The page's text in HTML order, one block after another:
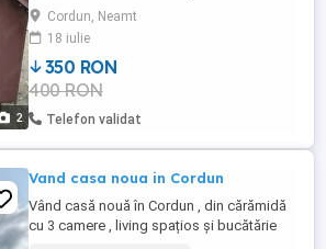
2
Lățime: 60 cm Înălțime: 80 cm Cușca este
potrivită pentru câini de talie mică sau
medie. Construcție stabilă, oferă un spațiu
sigur și confortabil pentru animal. Ideală
pentru curte sau pentru adăpost temporar.
Pentru mai multe ...
Cordun, Neamt
18 iulie
350 RON
400 RON
Telefon validat
Vand casa noua in Cordun
Vând casă nouă în Cordun , din cărămidă
cu 3 camere , living spațios și bucătărie